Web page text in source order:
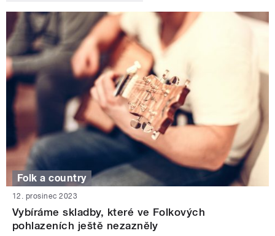
Folk a country
12. prosinec 2023
Vybíráme skladby, které ve Folkových
pohlazeních ještě nezazněly